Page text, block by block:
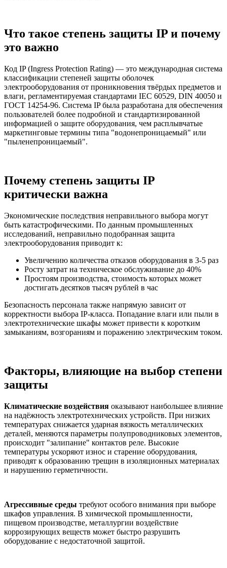
Что такое степень защиты IP и почему
это важно
Код IP (Ingress Protection Rating) — это международная система
классификации степеней защиты оболочек
электрооборудования от проникновения твёрдых предметов и
влаги, регламентируемая стандартами IEC 60529, DIN 40050 и
ГОСТ 14254-96. Система IP была разработана для обеспечения
пользователей более подробной и стандартизированной
информацией о защите оборудования, чем расплывчатые
маркетинговые термины типа "водонепроницаемый" или
"пыленепроницаемый".
Почему степень защиты IP
критически важна
Экономические последствия неправильного выбора могут
быть катастрофическими. По данным промышленных
исследований, неправильно подобранная защита
электрооборудования приводит к:
Увеличению количества отказов оборудования в 3-5 раз
Росту затрат на техническое обслуживание до 40%
Простоям производства, стоимость которых может
достигать десятков тысяч рублей в час
Безопасность персонала также напрямую зависит от
корректности выбора IP-класса. Попадание влаги или пыли в
электротехнические шкафы может привести к коротким
замыканиям, возгораниям и поражению электрическим током.
Факторы, влияющие на выбор степени
защиты
Климатические воздействия оказывают наибольшее влияние
на надёжность электротехнических устройств. При низких
температурах снижается ударная вязкость металлических
деталей, меняются параметры полупроводниковых элементов,
происходит "залипание" контактов реле. Высокие
температуры ускоряют износ и старение оборудования,
приводят к образованию трещин в изоляционных материалах
и нарушению герметичности.
Агрессивные среды требуют особого внимания при выборе
шкафов управления. В химической промышленности,
пищевом производстве, металлургии воздействие
коррозирующих веществ может быстро разрушить
оборудование с недостаточной защитой.